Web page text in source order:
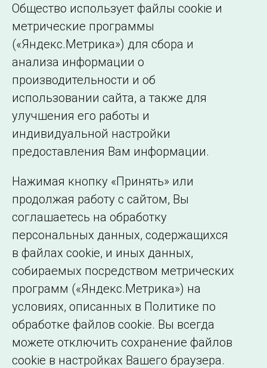
Местное время:
©2005–2026 АО «СО ЕЭС»
Филиалы и
представительства
образовательной
организации
Общество использует файлы cookie и
метрические программы
(«Яндекс.Метрика») для сбора и
анализа информации о
производительности и об
использовании сайта, а также для
улучшения его работы и
индивидуальной настройки
предоставления Вам информации.
Нажимая кнопку «Принять» или
продолжая работу с сайтом, Вы
соглашаетесь на обработку
персональных данных, содержащихся
в файлах cookie, и иных данных,
собираемых посредством метрических
программ («Яндекс.Метрика») на
условиях, описанных в Политике по
обработке файлов cookie. Вы всегда
можете отключить сохранение файлов
cookie в настройках Вашего браузера.